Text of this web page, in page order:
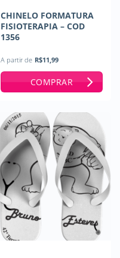
CHINELO FORMATURA
FISIOTERAPIA – COD
1356
A partir de R$11,99
COMPRAR